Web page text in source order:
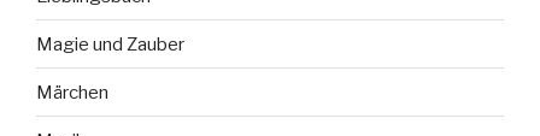
Magie und Zauber
Märchen